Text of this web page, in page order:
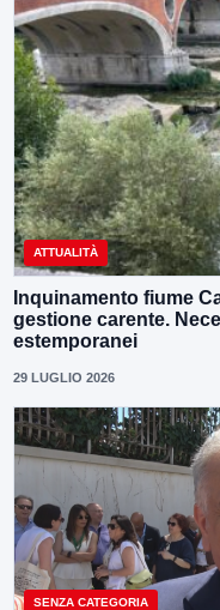
ATTUALITÀ
Inquinamento fiume
gestione carente.
estemporanei
29 LUGLIO 2026
SENZA CATEGORIA